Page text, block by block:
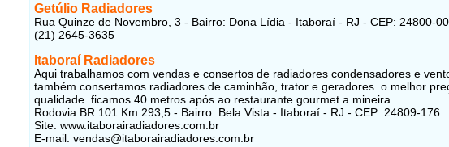
Getúlio Radiadores
Rua Quinze de Novembro, 3 - Bairro: Dona Lídia - Itaboraí - RJ - CEP: 24800-
(21) 2645-3635
Itaboraí Radiadores
Aqui trabalhamos com vendas e consertos de radiadores condensadores e
também consertamos radiadores de caminhão, trator e geradores. o melhor
qualidade. ficamos 40 metros após ao restaurante gourmet a mineira.
Rodovia BR 101 Km 293,5 - Bairro: Bela Vista - Itaboraí - RJ - CEP: 24809-176
Site: www.itaborairadiadores.com.br
E-mail: vendas@itaborairadiadores.com.br